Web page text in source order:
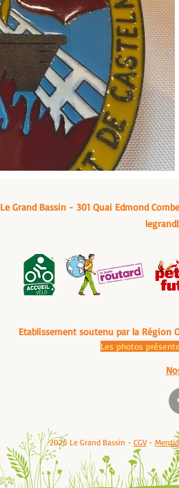
Le Grand Bassin - 301 Quai Edmond
Etablissement soutenu par la Région
Les photos
2026 Le Grand Bassin - CGV-